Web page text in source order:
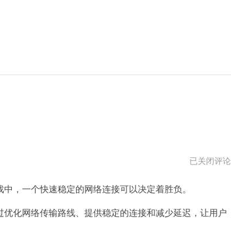
飞
熊
vps
已关闭评论
一个快速稳定的网络连接可以决定着胜负。
化网络传输路线、提供稳定的连接和减少延迟，让用户